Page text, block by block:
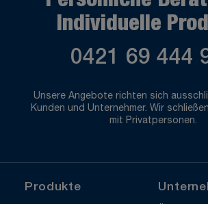
Individuelle
0421 69 444
Unsere Angebote richten sich
Kunden und Unternehmer. Wir
mit Privatpersonen.
Produkte